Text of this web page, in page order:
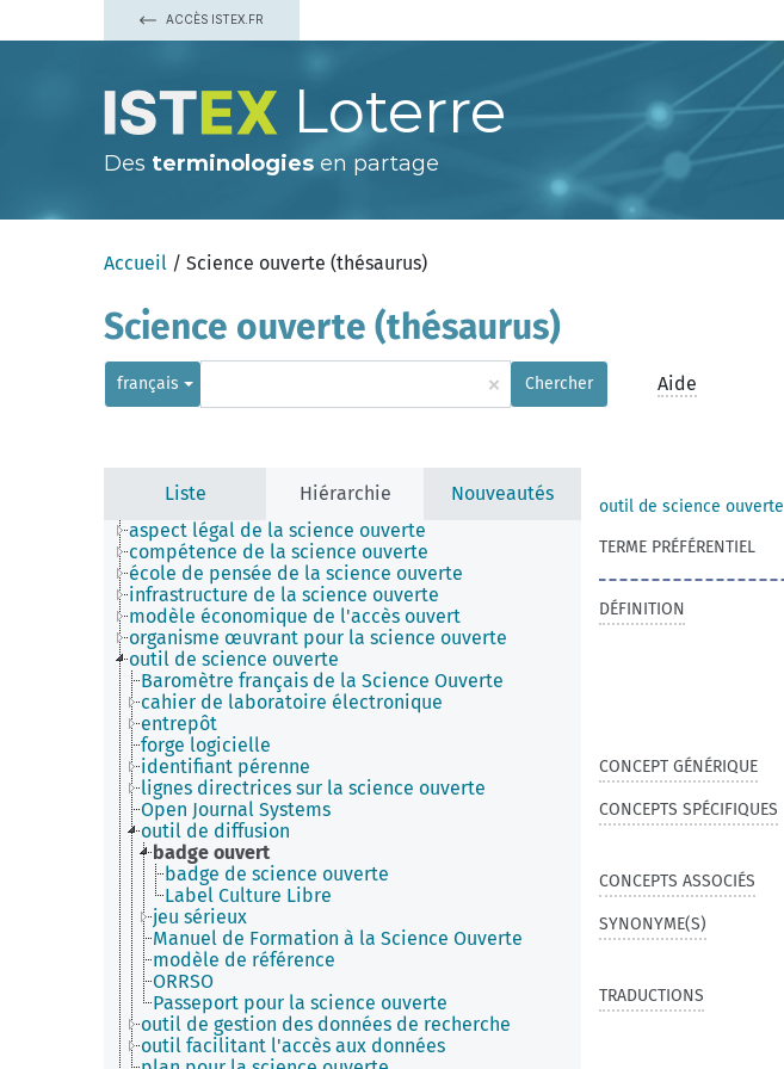
ACCÈS ISTEX.FR
Loterre
Des terminologies en partage
Accueil / Science ouverte (thésaurus)
Science ouverte (thésaurus)
français × Chercher Aide
Liste Hiérarchie
Nouveautés
aspect légal de la science ouverte
compétence de la science ouverte
école de pensée de la science ouverte
infrastructure de la science ouverte
modèle économique de l'accès ouvert
organisme œuvrant pour la science ouverte
outil de science ouverte
Baromètre français de la Science Ouverte
cahier de laboratoire électronique
entrepôt
forge logicielle
identifiant pérenne
lignes directrices sur la science ouverte
Open Journal Systems
outil de diffusion
badge ouvert
badge de science ouverte
Label Culture Libre
jeu sérieux
Manuel de Formation à la Science Ouverte
modèle de référence
ORRSO
Passeport pour la science ouverte
outil de gestion des données de recherche
outil facilitant l'accès aux données
outil de science ouverte
TERME PRÉFÉRENTIEL
DÉFINITION
CONCEPT GÉNÉRIQUE
CONCEPTS SPÉCIFIQUES
CONCEPTS ASSOCIÉS
SYNONYME(S)
TRADUCTIONS